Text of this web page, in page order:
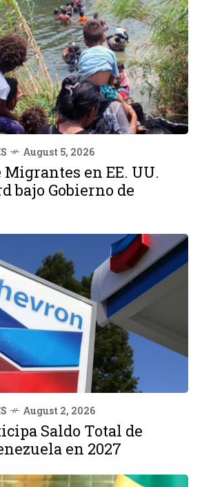
August 5, 2026
en EE. UU.
bajo Gobierno de
August 2, 2026
Saldo Total de
en 2027